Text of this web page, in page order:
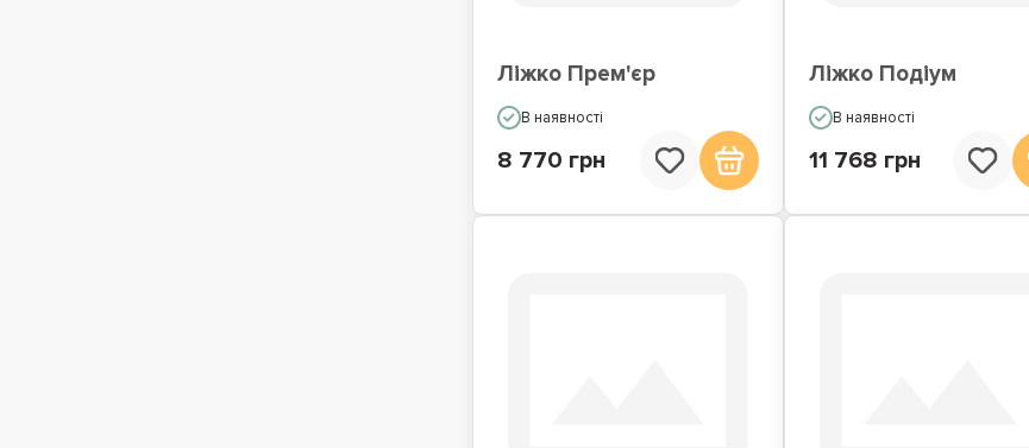
Ліжко Прем'єр
В наявності
8 770 грн
Ліжко Подіум
В наявності
11 768 грн